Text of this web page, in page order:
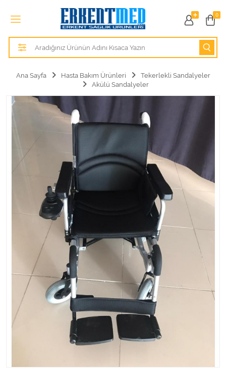
0
Tüm Kategoriler
Alezler
Anne ve Bebek Sağlığı
Hasta Bakım Ürünleri
Hasta Bakım Ürünleri
Hastane Mobilyaları
Kişisel Bakım ve Sağlık
Kişisel Bakım ve Sağlık
Medikal Teksil
Ortopedi Ürünleri
Ortopedi Ürünleri
Sarf Malzemeleri
Ana Sayfa Hasta Bakım Ürünleri
Tekerlekli Sandalyeler
Akülü Sandalyeler